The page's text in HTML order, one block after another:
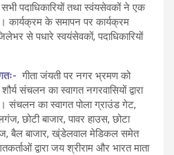
पदाधिकारियों तथा स्वंयसेवकों ने एक
कार्यक्रम के समापन पर कार्यक्रम
से पधारे स्वयंसेवकों, पदाधिकारियों
गीता जंयती पर नगर भ्रमण को
संचलन का स्वागत नगरवासियों द्वारा
संचलन का स्वागत पोला ग्राउंड गेट,
छोटी बाजार, पावर हाउस, छोटा
बैल बाजार, ख्ंडेलवाल मेडिकल समेत
द्वारा जय श्रीराम और भारत माता